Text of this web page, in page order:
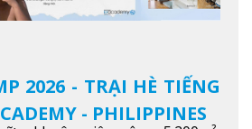
2026 - TRẠI HÈ TIẾNG
- PHILIPPINES